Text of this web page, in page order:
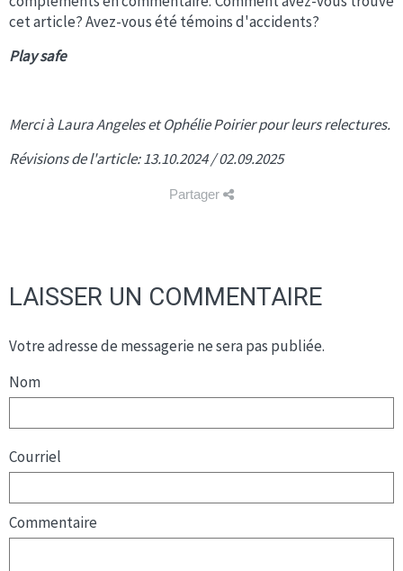
cet article? Avez-vous été témoins d'accidents?
Play safe
Merci à Laura Angeles et Ophélie Poirier pour leurs relectures.
Révisions de l'article: 13.10.2024 / 02.09.2025
Partager
LAISSER UN COMMENTAIRE
Votre adresse de messagerie ne sera pas publiée.
Nom
Courriel
Commentaire